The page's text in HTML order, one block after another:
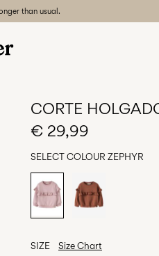
than usual.
CORTE
€ 29,99
SELECT COLOUR ZEPHYR
SIZE Size Chart